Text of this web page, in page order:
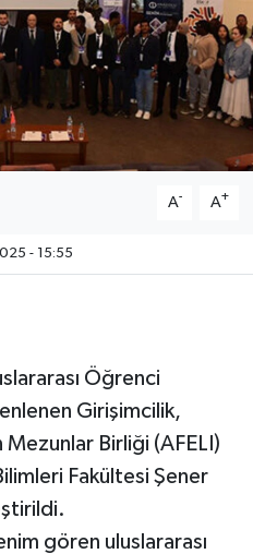
A- A+
- 15:55
Öğrenci
Girişimcilik,
Mezunlar Birliği (AFELI)
Fakültesi Şener
gören uluslararası